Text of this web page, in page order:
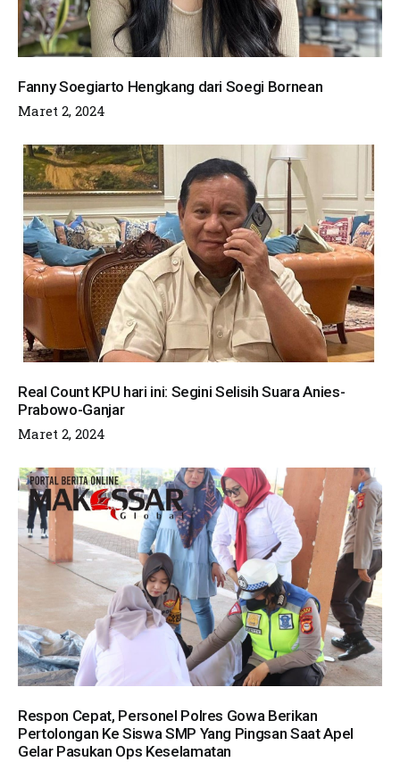
Fanny Soegiarto Hengkang dari Soegi Bornean
Maret 2, 2024
Real Count KPU hari ini: Segini Selisih Suara Anies-
Prabowo-Ganjar
Maret 2, 2024
Respon Cepat, Personel Polres Gowa Berikan
Pertolongan Ke Siswa SMP Yang Pingsan Saat Apel
Gelar Pasukan Ops Keselamatan